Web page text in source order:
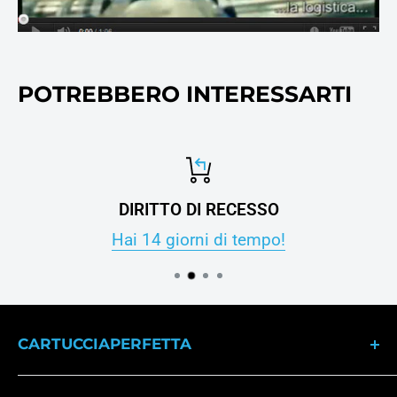
POTREBBERO INTERESSARTI
DIRITTO DI RECESSO
Hai 14 giorni di tempo!
CARTUCCIAPERFETTA